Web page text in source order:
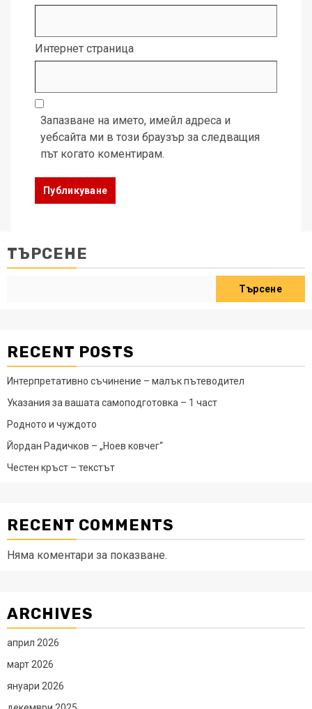
Интернет страница
Запазване на името, имейл адреса и
уебсайта ми в този браузър за следващия
път когато коментирам.
ТЪРСЕНЕ
Търсене
RECENT POSTS
Интерпретативно съчинение – малък пътеводител
Указания за вашата самоподготовка – 1 част
Родното и чуждото
Йордан Радичков – „Ноев ковчег“
Честен кръст – текстът
RECENT COMMENTS
Няма коментари за показване.
ARCHIVES
април 2026
март 2026
януари 2026